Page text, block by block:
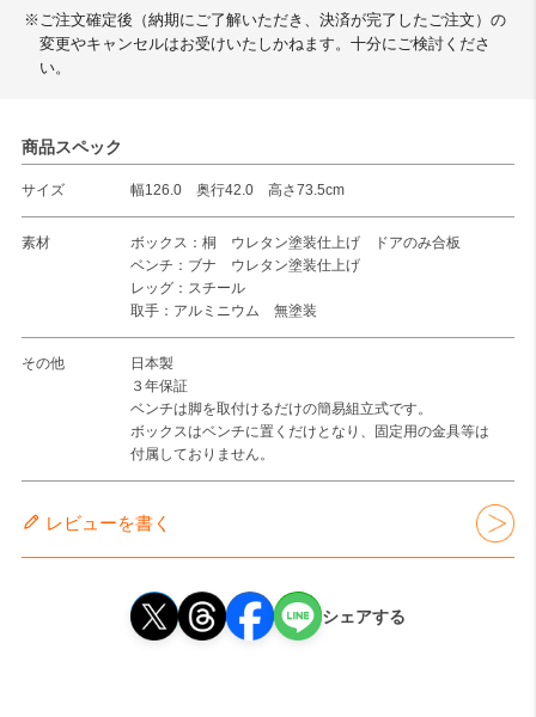
※ご注文確定後（納期にご了解いただき、決済が完了したご注文）の
変更やキャンセルはお受けいたしかねます。十分にご検討くださ
い。
商品スペック
サイズ 幅126.0 奥行42.0 高さ73.5cm
素材
ボックス：桐 ウレタン塗装仕上げ ドアのみ合板
ベンチ：ブナ ウレタン塗装仕上げ
レッグ：スチール
取手：アルミニウム 無塗装
その他
日本製
３年保証
ベンチは脚を取付けるだけの簡易組立式です。
ボックスはベンチに置くだけとなり、固定用の金具等は
付属しておりません。
レビューを書く
シェアする